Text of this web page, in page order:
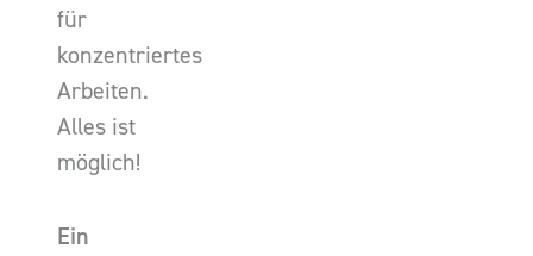
für
konzentriertes
Arbeiten.
Alles ist
möglich!
Ein